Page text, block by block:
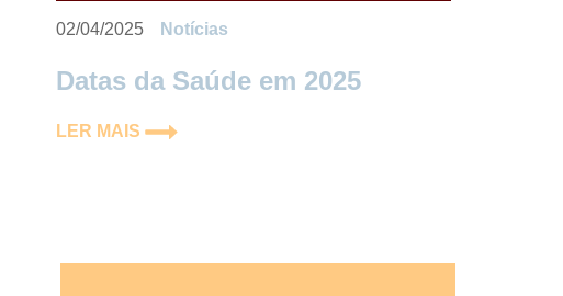
02/04/2025 Notícias
Datas da Saúde em 2025
LER MAIS